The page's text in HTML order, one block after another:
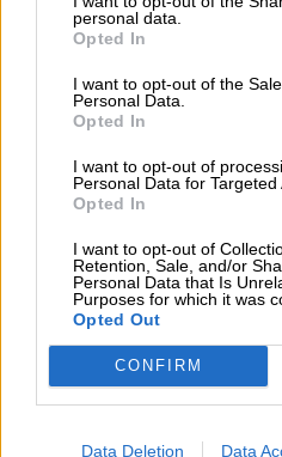
personal data.
Opted In
I want to opt-out of the
Personal Data.
Opted In
I want to opt-out of
Personal Data for Targeted
Opted In
I want to opt-out of
Retention, Sale, and/or
Personal Data that Is
Purposes for which it was
Opted Out
CONFIRM
Data Deletion Data
Γ. Καριπίδης: Να ενισχυθούν
Υπηρεσίες της Π.Ε. Λάρισας
Προσλήψεις επικουρικού
07/08/2026 , 21:13
Αύριο Σάββατο στη Λάρισα η
Αθανασίου Ράγια
07/08/2026 , 21:09